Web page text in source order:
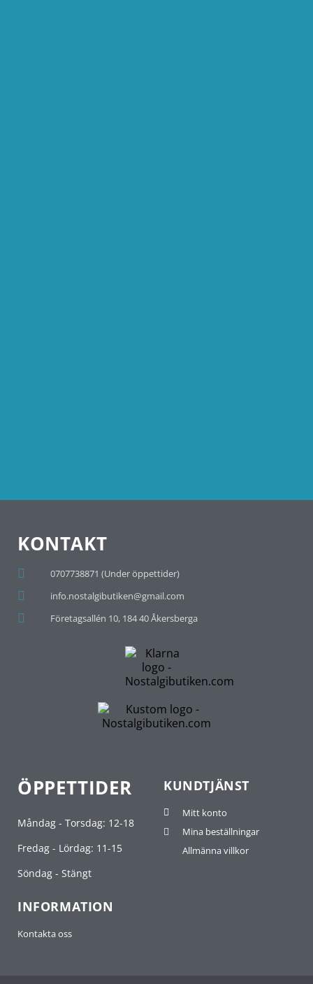
KONTAKT
0707738871 (Under öppettider)
info.nostalgibutiken@gmail.com
Företagsallén 10, 184 40 Åkersberga
ÖPPETTIDER
Måndag - Torsdag: 12-18
Fredag - Lördag: 11-15
Söndag - Stängt
KUNDTJÄNST
Mitt konto
Mina beställningar
Allmänna villkor
INFORMATION
Kontakta oss